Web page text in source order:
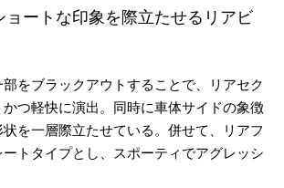
ョートな印象を際立たせるリアビ
をブラックアウトすることで、リアセク
つ軽快に演出。同時に車体サイドの象徴
を一層際立たせている。併せて、リアフ
ートタイプとし、スポーティでアグレッシ